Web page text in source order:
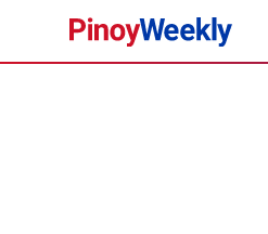
Pinoy